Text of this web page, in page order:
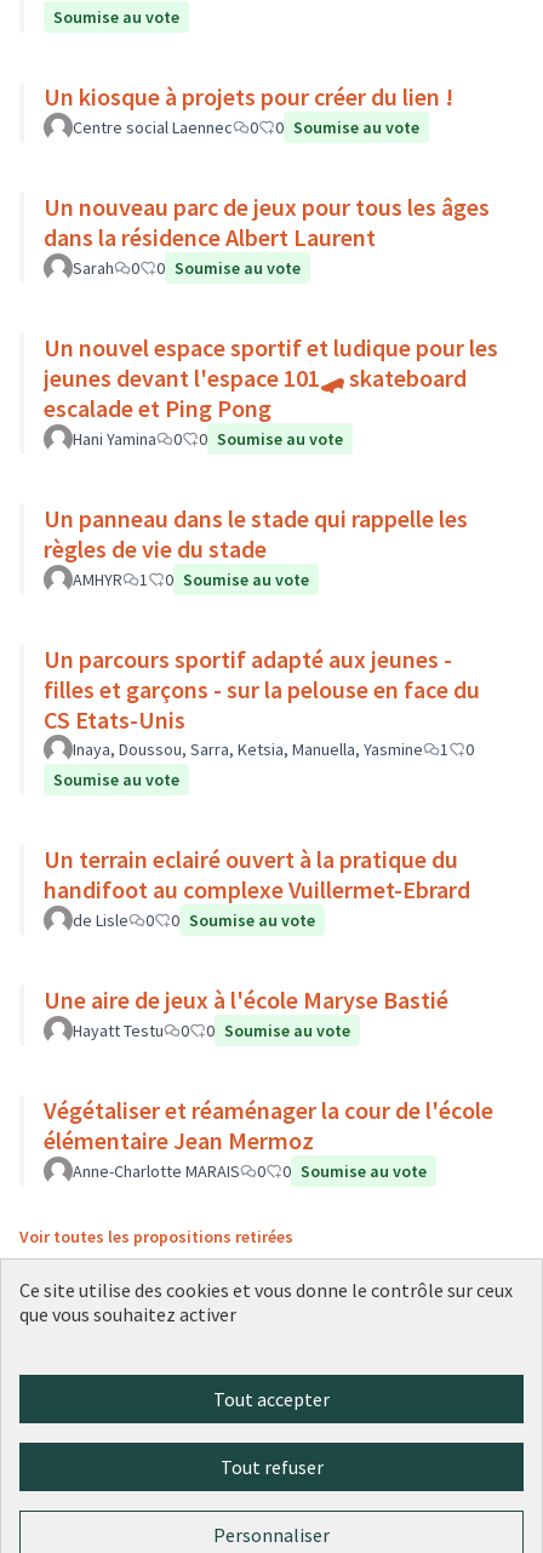
Soumise au vote
Un kiosque à projets pour créer du lien !
Centre social Laennec 0 0 Soumise au vote
Un nouveau parc de jeux pour tous les âges
dans la résidence Albert Laurent
Sarah 0 0 Soumise au vote
Un nouvel espace sportif et ludique pour les
jeunes devant l'espace 101🛹 skateboard
escalade et Ping Pong
Hani Yamina 0 0 Soumise au vote
Un panneau dans le stade qui rappelle les
règles de vie du stade
AMHYR 1 0 Soumise au vote
Un parcours sportif adapté aux jeunes -
filles et garçons - sur la pelouse en face du
CS Etats-Unis
Inaya, Doussou, Sarra, Ketsia, Manuella, Yasmine 1
0
Soumise au vote
Un terrain eclairé ouvert à la pratique du
handifoot au complexe Vuillermet-Ebrard
de Lisle 0 0 Soumise au vote
Une aire de jeux à l'école Maryse Bastié
Hayatt Testu 0 0 Soumise au vote
Végétaliser et réaménager la cour de l'école
élémentaire Jean Mermoz
Anne-Charlotte MARAIS 0 0 Soumise au vote
Voir toutes les propositions retirées
(Lien externe)
(Lien externe)
(Lien externe)
(Lien externe)
(Lien externe)
(Lien externe)Open Source Politics
(Lien externe)
grâce au
Licence
(Lien
Ce site utilise des cookies et vous donne le contrôle sur ceux
que vous souhaitez activer
Tout accepter
Tout refuser
Personnaliser